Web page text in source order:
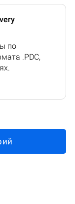
по
.PDC,